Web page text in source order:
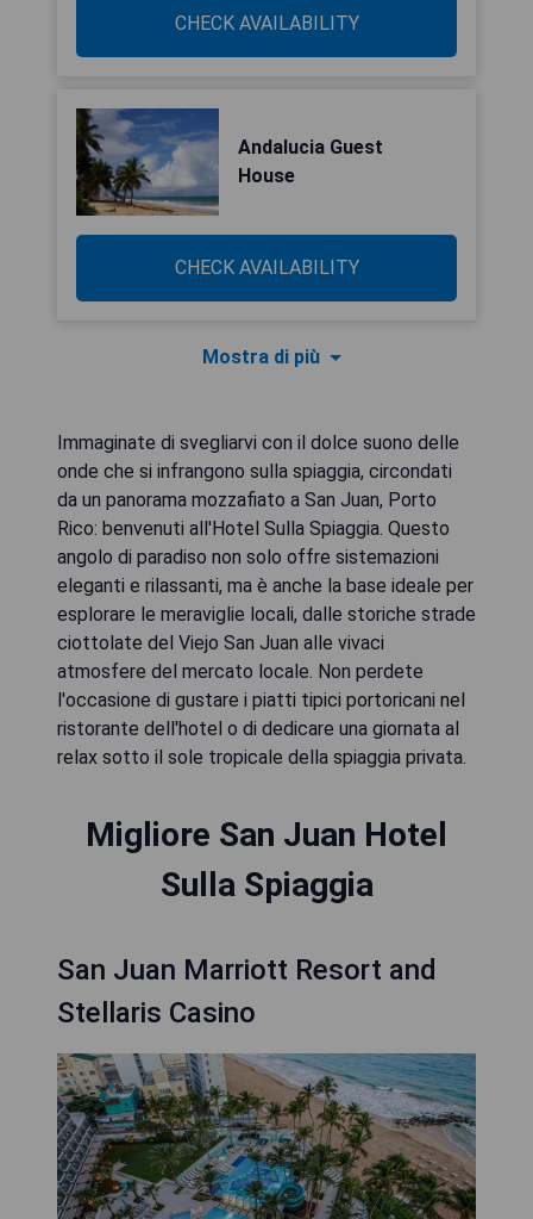
CHECK AVAILABILITY
Andalucia Guest
House
CHECK AVAILABILITY
Mostra di più
Immaginate di svegliarvi con il dolce suono delle
onde che si infrangono sulla spiaggia, circondati
da un panorama mozzafiato a San Juan, Porto
Rico: benvenuti all'Hotel Sulla Spiaggia. Questo
angolo di paradiso non solo offre sistemazioni
eleganti e rilassanti, ma è anche la base ideale per
esplorare le meraviglie locali, dalle storiche strade
ciottolate del Viejo San Juan alle vivaci
atmosfere del mercato locale. Non perdete
l'occasione di gustare i piatti tipici portoricani nel
ristorante dell'hotel o di dedicare una giornata al
relax sotto il sole tropicale della spiaggia privata.
Migliore San Juan Hotel
Sulla Spiaggia
San Juan Marriott Resort and
Stellaris Casino